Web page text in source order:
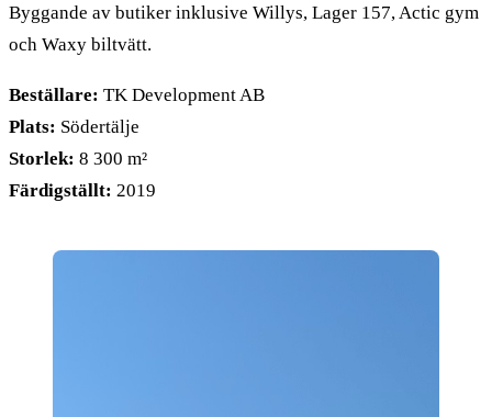
Byggande av butiker inklusive Willys, Lager 157, Actic gym
och Waxy biltvätt.
Beställare: TK Development AB
Plats: Södertälje
Storlek: 8 300 m²
Färdigställt: 2019